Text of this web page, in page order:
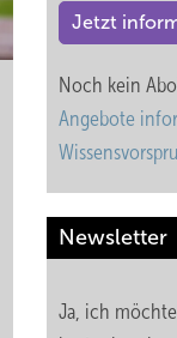
Jetzt
Noch kein
Angebote
Newsletter
Ja, ich